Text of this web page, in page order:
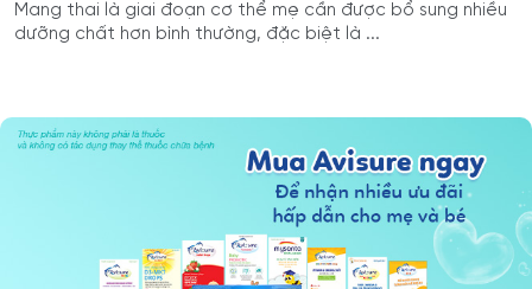
Mang thai là giai đoạn cơ thể mẹ cần được bổ sung nhiều
dưỡng chất hơn bình thường, đặc biệt là ...